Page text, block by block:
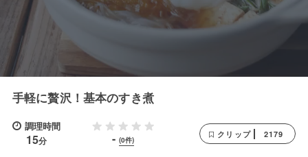
手軽に贅沢！基本のすき煮
調理時間
15分 - (0件)
クリップ 2179